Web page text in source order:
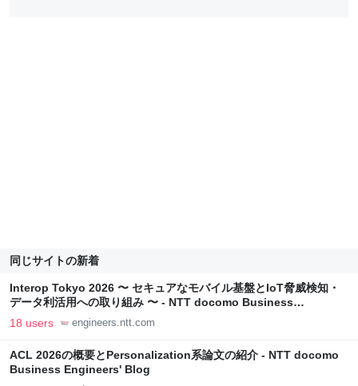
同じサイトの新着
Interop Tokyo 2026 〜 セキュアなモバイル基盤とIoT脅威検知・
データ利活用への取り組み 〜 - NTT docomo Business
Engineers' Blog
18 users engineers.ntt.com
ACL 2026の概要とPersonalization系論文の紹介 - NTT docomo
Business Engineers' Blog